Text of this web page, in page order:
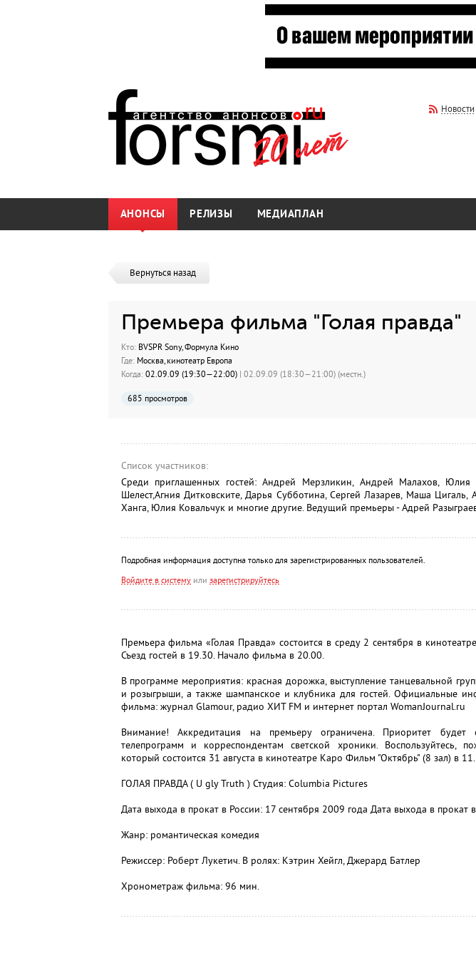
Новости
АНОНСЫ РЕЛИЗЫ МЕДИАПЛАН
Вернуться назад
Премьера фильма "Голая правда"
Кто:BVSPR Sony, Формула Кино
Где:Москва, кинотеатр Европа
Когда:02.09.09 (19:30—22:00) | 02.09.09 (18:30—21:00) (местн.)
685 просмотров
Список участников:
Среди приглашенных гостей: Андрей Мерзликин, Андрей Малахов, Юлия
Шелест,Агния Дитковските, Дарья Субботина, Сергей Лазарев, Маша Цигаль,
Ханга, Юлия Ковальчук и многие другие. Ведущий премьеры - Адрей
Подробная информация доступна только для зарегистрированных пользователей.
Войдите в системуили зарегистрируйтесь
Премьера фильма «Голая Правда» состоится в среду 2 сентября в
Съезд гостей в 19.30. Начало фильма в 20.00.
В программе мероприятия: красная дорожка, выступление танцевальной
и розыгрыши, а также шампанское и клубника для гостей. Официальные
фильма: журнал Glamour, радио ХИТ FM и интернет портал WomanJournal.ru
Внимание! Аккредитация на премьеру ограничена. Приоритет будет
телепрограмм и корреспондентам светской хроники. Воспользуйтесь,
который состоится 31 августа в кинотеатре Каро Фильм "Октябрь" (8 зал) в
ГОЛАЯ ПРАВДА ( U gly Truth ) Студия: Columbia Pictures
Дата выхода в прокат в России: 17 сентября 2009 года Дата выхода в
Жанр: романтическая комедия
Режиссер: Роберт Лукетич. В ролях: Кэтрин Хейгл, Джерард Батлер
Хронометраж фильма: 96 мин.